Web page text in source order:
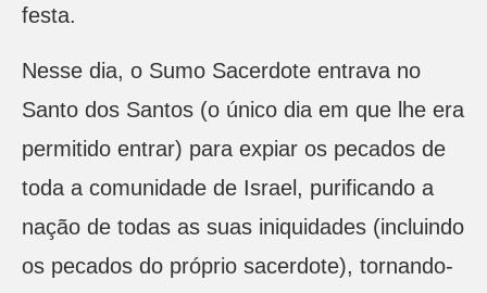
festa.
Nesse dia, o Sumo Sacerdote entrava no
Santo dos Santos (o único dia em que lhe era
permitido entrar) para expiar os pecados de
toda a comunidade de Israel, purificando a
nação de todas as suas iniquidades (incluindo
os pecados do próprio sacerdote), tornando-